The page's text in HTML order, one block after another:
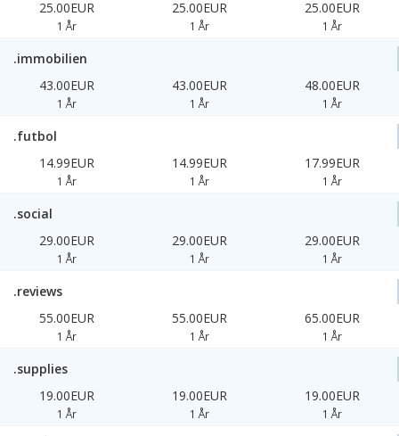
25.00EUR
1 År
25.00EUR
1 År
25.00EUR
1 År
.immobilien
43.00EUR
1 År
43.00EUR
1 År
48.00EUR
1 År
.futbol
14.99EUR
1 År
14.99EUR
1 År
17.99EUR
1 År
.social
29.00EUR
1 År
29.00EUR
1 År
29.00EUR
1 År
.reviews
55.00EUR
1 År
55.00EUR
1 År
65.00EUR
1 År
.supplies
19.00EUR
1 År
19.00EUR
1 År
19.00EUR
1 År